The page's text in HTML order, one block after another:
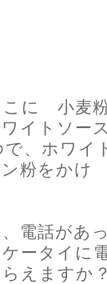
こに 小麦
イトソー
、ホワイ
粉をかけ
電話があ
ケータイ
えますか